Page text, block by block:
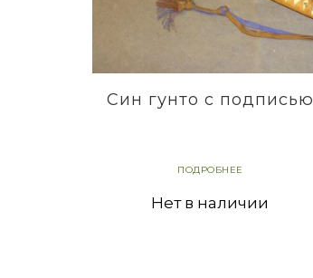
Син гунто с подписью
ПОДРОБНЕЕ
Нет в наличии